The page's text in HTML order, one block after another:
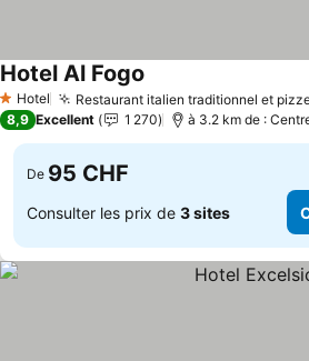
1 Étoiles
Hotel Restaurant italien traditionnel et
Hotel Al Fogo
8,9 Excellent 1 270 à 3.2 km de :
De 95 CHF
Consulter les prix de 3 sites